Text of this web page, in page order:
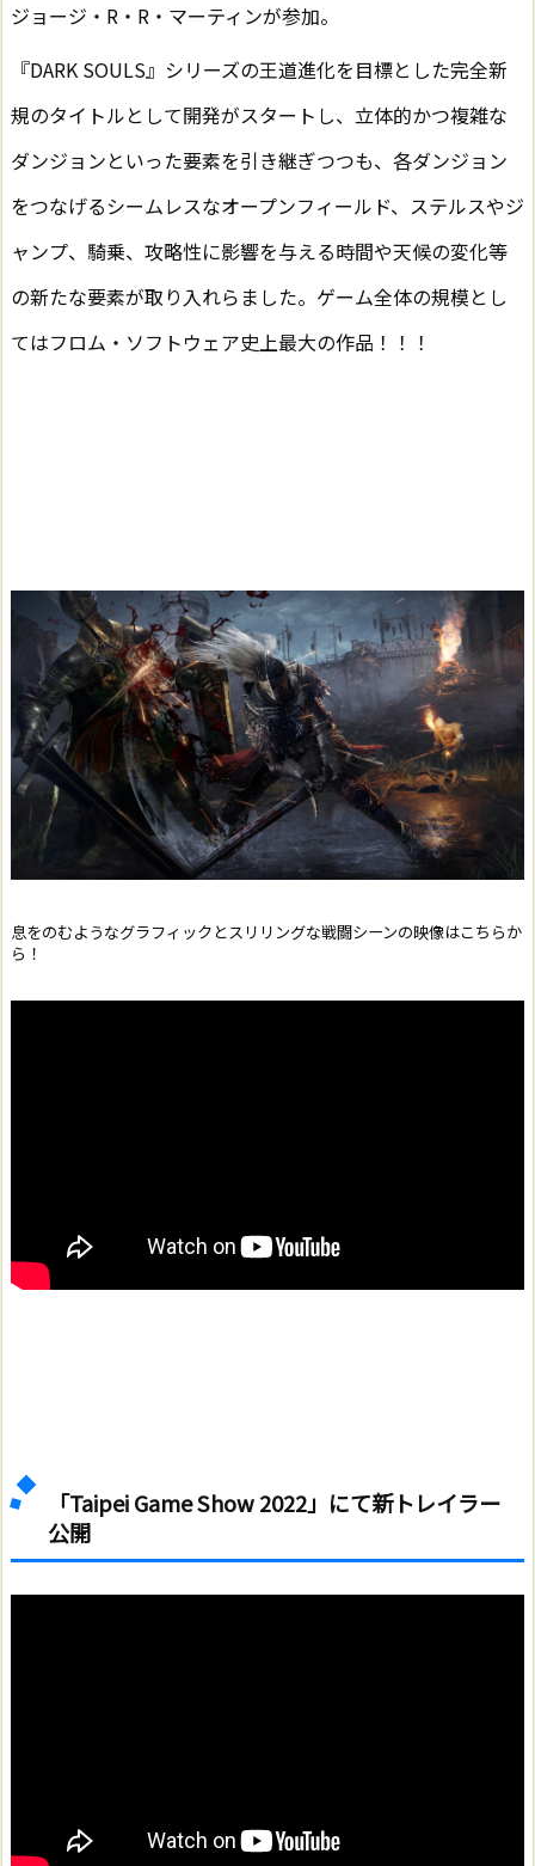
ジョージ・R・R・マーティンが参加。
『DARK SOULS』シリーズの王道進化を目標とした完全新
規のタイトルとして開発がスタートし、立体的かつ複雑な
ダンジョンといった要素を引き継ぎつつも、各ダンジョン
をつなげるシームレスなオープンフィールド、ステルスやジ
ャンプ、騎乗、攻略性に影響を与える時間や天候の変化等
の新たな要素が取り入れらました。ゲーム全体の規模とし
てはフロム・ソフトウェア史上最大の作品！！！
息をのむようなグラフィックとスリリングな戦闘シーンの映像はこちらか
ら！
「Taipei Game Show 2022」にて新トレイラー
公開